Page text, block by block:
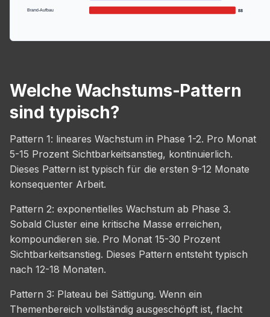
Brand-Aufbau 88
Welche Wachstums-Pattern
sind typisch?
Pattern 1: lineares Wachstum in Phase 1-2. Pro Monat
5-15 Prozent Sichtbarkeitsanstieg, kontinuierlich.
Dieses Pattern ist typisch für die ersten 9-12 Monate
konsequenter Arbeit.
Pattern 2: exponentielles Wachstum ab Phase 3.
Sobald Cluster eine kritische Masse erreichen,
kompoundieren sie. Pro Monat 15-30 Prozent
Sichtbarkeitsanstieg. Dieses Pattern entsteht typisch
nach 12-18 Monaten.
Pattern 3: Plateau bei Sättigung. Wenn ein
Themenbereich vollständig ausgeschöpft ist, flacht